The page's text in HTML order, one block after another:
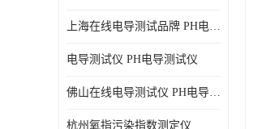
上海在线电导测试品牌 PH电导测试仪
电导测试仪 PH电导测试仪
佛山在线电导测试仪 PH电导测试仪
杭州氧指污染指数测定仪